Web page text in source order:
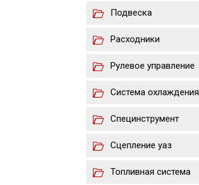
Подвеска
Расходники
Рулевое управление
Система охлаждения
Специнструмент
Сцепление уаз
Топливная система